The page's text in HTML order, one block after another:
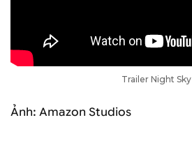
Trailer Night Sky
Ảnh: Amazon Studios